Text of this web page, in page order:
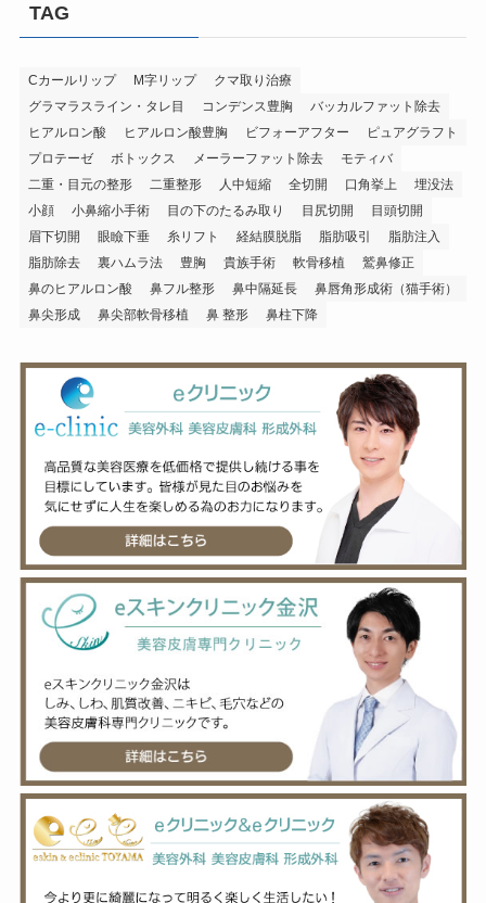
TAG
Cカールリップ M字リップ
クマ取り治療
グラマラスライン・タレ目
コンデンス豊胸
バッカルファット除去
ヒアルロン酸
ヒアルロン酸豊胸 ビフォーアフター
ピュアグラフト
プロテーゼ
ボトックス メーラーファット除去
モティバ
二重・目元の整形
二重整形 人中短縮 全切開 口角挙上
埋没法
小顔
小鼻縮小手術 目の下のたるみ取り 目尻切開
目頭切開
眉下切開
眼瞼下垂 糸リフト 経結膜脱脂 脂肪吸引
脂肪注入
脂肪除去
裏ハムラ法 豊胸 貴族手術 軟骨移植
鷲鼻修正
鼻のヒアルロン酸
鼻フル整形 鼻中隔延長
鼻唇角形成術（猫手術）
鼻尖形成
鼻尖部軟骨移植 鼻 整形 鼻柱下降